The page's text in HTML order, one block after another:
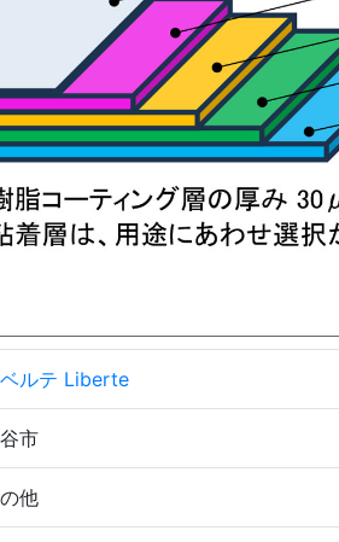
ルテ Liberte
市
他